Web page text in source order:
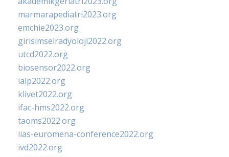
marmarapediatri2023.org
emchie2023.org
girisimselradyoloji2022.org
utcd2022.org
biosensor2022.org
ialp2022.org
klivet2022.org
ifac-hms2022.org
taoms2022.org
iias-euromena-conference2022.org
ivd2022.org